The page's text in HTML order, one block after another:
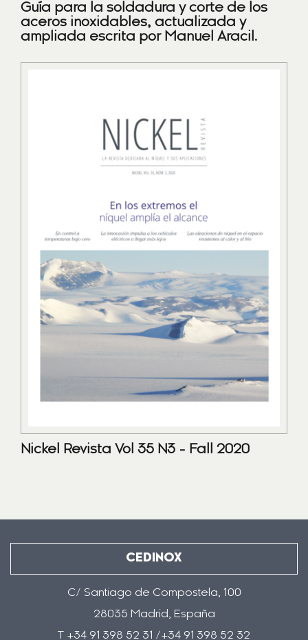
Guía para la soldadura y corte de los
aceros inoxidables, actualizada y
ampliada escrita por Manuel Aracil.
Nickel Revista Vol 35 N3 - Fall 2020
CEDINOX
C/ Santiago de Compostela, 100
28035 Madrid, España
T +34 91 398 52 31 /+34 91 398 52 32